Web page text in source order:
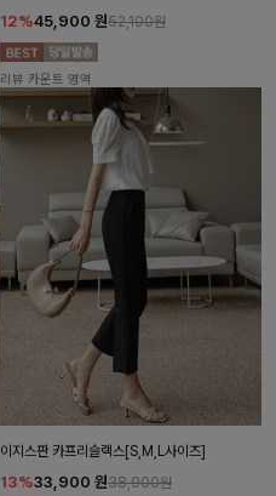
12%45,900 원52,100원
리뷰 카운트 영역
이지스판 카프리슬랙스[S,M,L사이즈]
13%33,900 원38,900원